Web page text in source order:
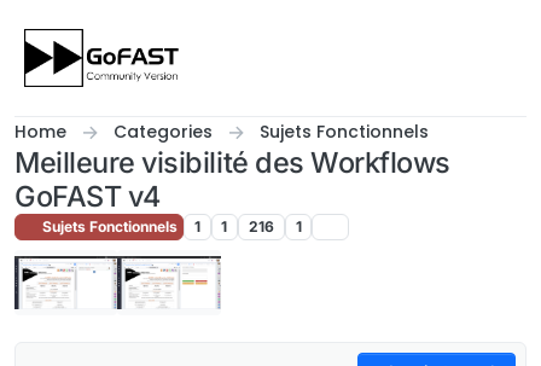
Home Categories Sujets Fonctionnels
Meilleure visibilité des Workflows
GoFAST v4
Sujets Fonctionnels 1 1 216 1